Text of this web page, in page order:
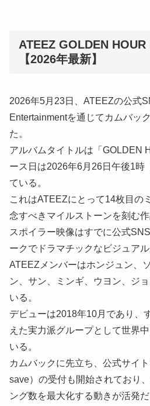
ATEEZ GOLDEN
【2026年最新】
2026年5月23日、ATEEZの公式
Entertainmentを通じてカムバッ
た。
アルバムタイトルは「GOLDEN
ース日は2026年6月26日午後1時
ている。
これはATEEZにとって14枚目の
念すべきマイルストーンを刻む作
スポイラー映像はすでに公式
ークでドラマチックなビジュア
ATEEZメンバーはホンジュン、
ン、サン、ミンギ、ウヨン、ジ
いる。
デビューは2018年10月であり、
えた実力派グループとして世界
いる。
カムバックに先立ち、公式サイ
save）の受付も開始されており
ング数を最大化する動きが活発だ